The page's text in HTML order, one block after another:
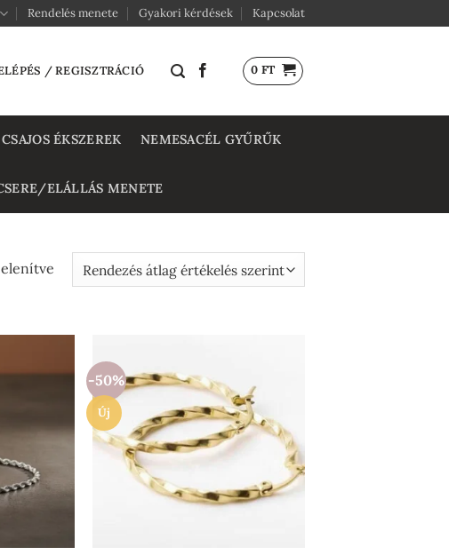
Rendelés menete Gyakori kérdések Kapcsolat
/ REGISZTRÁCIÓ 0 FT
CSAJOS ÉKSZEREK NEMESACÉL GYŰRŰK
ELÁLLÁS MENETE
Sorted
rating
-50%
Új